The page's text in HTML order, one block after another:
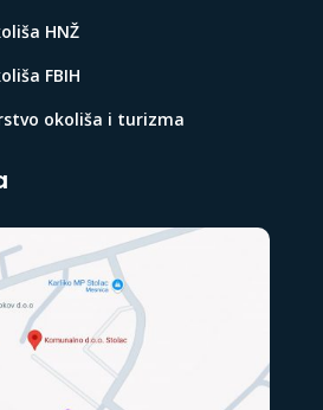
HNŽ
FBIH
okoliša i turizma